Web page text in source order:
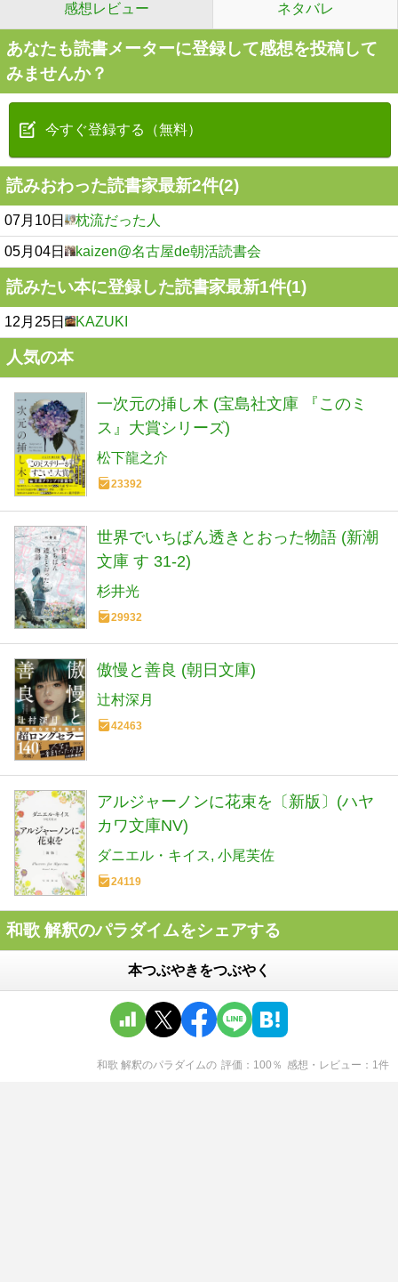
感想レビュー ネタバレ
あなたも読書メーターに登録して感想を投稿して
みませんか？
今すぐ登録する（無料）
読みおわった読書家最新2件(2)
07月10日 枕流だった人
05月04日 kaizen@名古屋de朝活読書会
読みたい本に登録した読書家最新1件(1)
12月25日 KAZUKI
人気の本
一次元の挿し木 (宝島社文庫 『このミ
ス』大賞シリーズ)
松下龍之介
23392
世界でいちばん透きとおった物語 (新潮
文庫 す 31-2)
杉井光
29932
傲慢と善良 (朝日文庫)
辻村深月
42463
アルジャーノンに花束を〔新版〕(ハヤ
カワ文庫NV)
ダニエル・キイス 小尾芙佐
24119
和歌 解釈のパラダイムをシェアする
本つぶやきをつぶやく
和歌 解釈のパラダイムの 評価 100 ％ 感想・レビュー 1件